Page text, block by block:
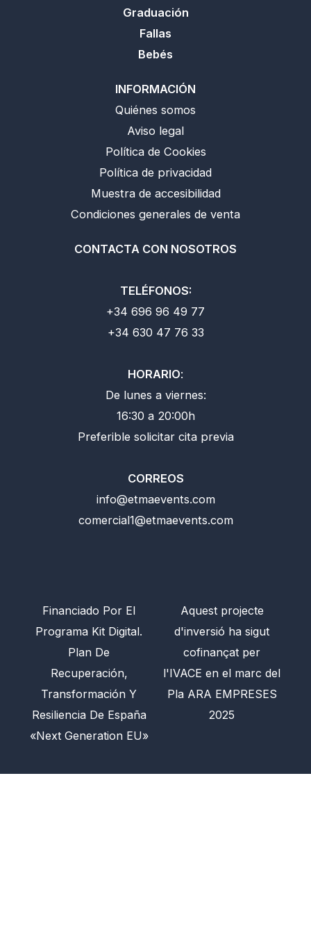
Graduación
Fallas
Bebés
INFORMACIÓN
Quiénes somos
Aviso legal
Política de Cookies
Política de privacidad
Muestra de accesibilidad
Condiciones generales de venta
CONTACTA CON NOSOTROS
TELÉFONOS:
+34 696 96 49 77
+34 630 47 76 33
HORARIO:
De lunes a viernes:
16:30 a 20:00h
Preferible solicitar cita previa
CORREOS
info@etmaevents.com
comercial1@etmaevents.com
Financiado Por El
Programa Kit Digital.
Plan De
Recuperación,
Transformación Y
Resiliencia De España
«Next Generation EU»
Aquest projecte
d'inversió ha sigut
cofinançat per
l'IVACE en el marc del
Pla ARA EMPRESES
2025